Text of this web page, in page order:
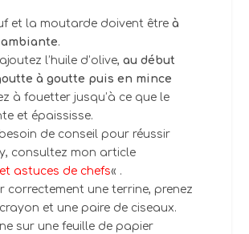
et la moutarde doivent être à
.
l’huile d’olive, au début
à goutte puis en mince
à fouetter jusqu’à ce que le
et épaississe.
de conseil pour réussir
consultez mon article
astuces de chefs« .
correctement une terrine, prenez
et une paire de ciseaux.
sur une feuille de papier